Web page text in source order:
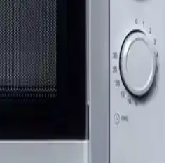
modern mutfaklara uyum
Fırın Seçimi:
Modellerin İncelenmesi
olması marka, teknoloji ve
İnverter teknolojisi ve basit tasarım
ve GE öne çıkar.
05 Mikrodalga